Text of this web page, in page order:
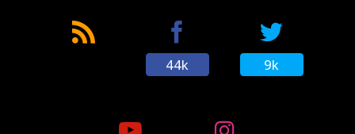
44k 9k